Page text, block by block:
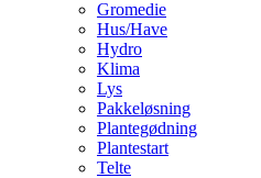
Gromedie
Hus/Have
Hydro
Klima
Lys
Pakkeløsning
Plantegødning
Plantestart
Telte